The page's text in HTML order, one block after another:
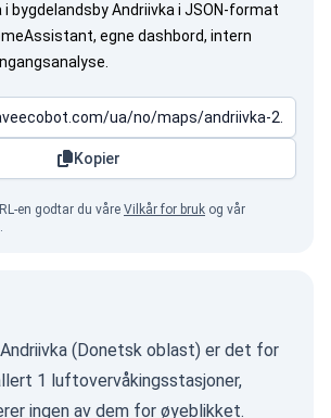
bygdelandsby Andriivka i JSON-format
egne dashbord, intern
Kopier
en godtar du våre Vilkår for bruk og vår
.
(Donetsk oblast) er det for
1 luftovervåkingsstasjoner,
ingen av dem for øyeblikket.